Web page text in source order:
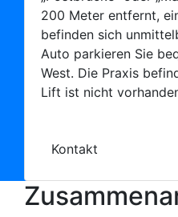
200 Meter entfernt,
befinden sich
Auto parkieren Sie
West. Die Praxis
Lift ist nicht
Kontakt